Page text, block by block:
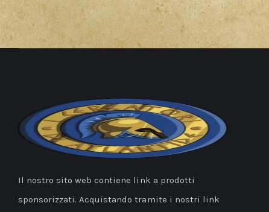
Il nostro sito web contiene link a prodotti
sponsorizzati. Acquistando tramite i nostri link